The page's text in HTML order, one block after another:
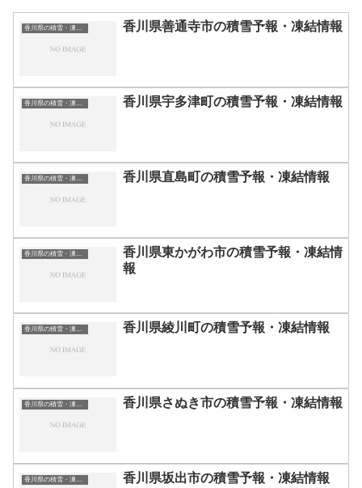
香川県の積雪・凍結情報 香川県善通寺市の積雪予報・凍結情報
香川県の積雪・凍結情報 香川県宇多津町の積雪予報・凍結情報
香川県の積雪・凍結情報 香川県直島町の積雪予報・凍結情報
香川県の積雪・凍結情報
香川県東かがわ市の積雪予報・凍結情
報
香川県の積雪・凍結情報 香川県綾川町の積雪予報・凍結情報
香川県さぬき市の積雪予報・凍結情報
香川県坂出市の積雪予報・凍結情報